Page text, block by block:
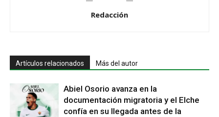
Redacción
Artículos relacionados Más del autor
Abiel Osorio avanza en la
documentación migratoria y el Elche
confía en su llegada antes de la